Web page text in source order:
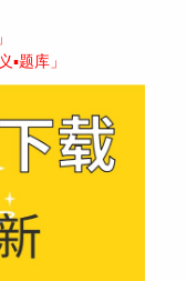
▪题库」